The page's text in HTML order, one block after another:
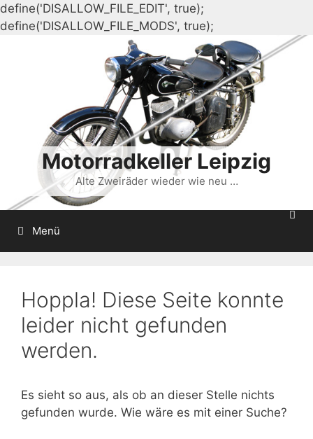
define('DISALLOW_FILE_EDIT', true);
define('DISALLOW_FILE_MODS', true);
Inhalt
springen
Motorradkeller Leipzig
Alte Zweiräder wieder wie neu …
Menü
Hoppla! Diese Seite konnte
leider nicht gefunden
werden.
Es sieht so aus, als ob an dieser Stelle nichts
gefunden wurde. Wie wäre es mit einer Suche?